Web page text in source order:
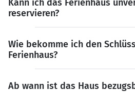
Kann ich das Ferienhaus
reservieren?
Wie bekomme ich den
Ferienhaus?
Ab wann ist das Haus